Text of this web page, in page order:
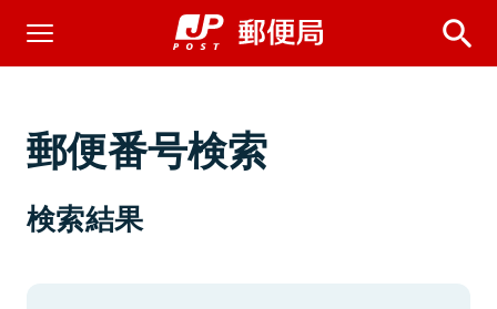
郵便番号検索
検索結果